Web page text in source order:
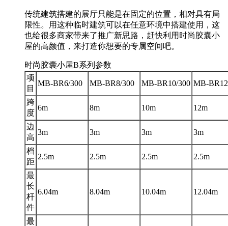
传统建筑搭建的展厅只能是在固定的位置，相对具有局
限性。用这种临时建筑可以在任意环境中搭建使用，这
也给很多商家带来了推广新思路，赶快利用时尚胶囊小
屋的高颜值，来打造你想要的专属空间吧。
时尚胶囊小屋B系列参数
项
⽬
MB-BR6/300 MB-BR8/300 MB-BR10/300 MB-
跨
度
6m 8m 10m 12m
边
高
3m 3m 3m 3m
档
距
2.5m 2.5m 2.5m 2.5m
最
长
杆
件
6.04m 8.04m 10.04m 12.04m
最